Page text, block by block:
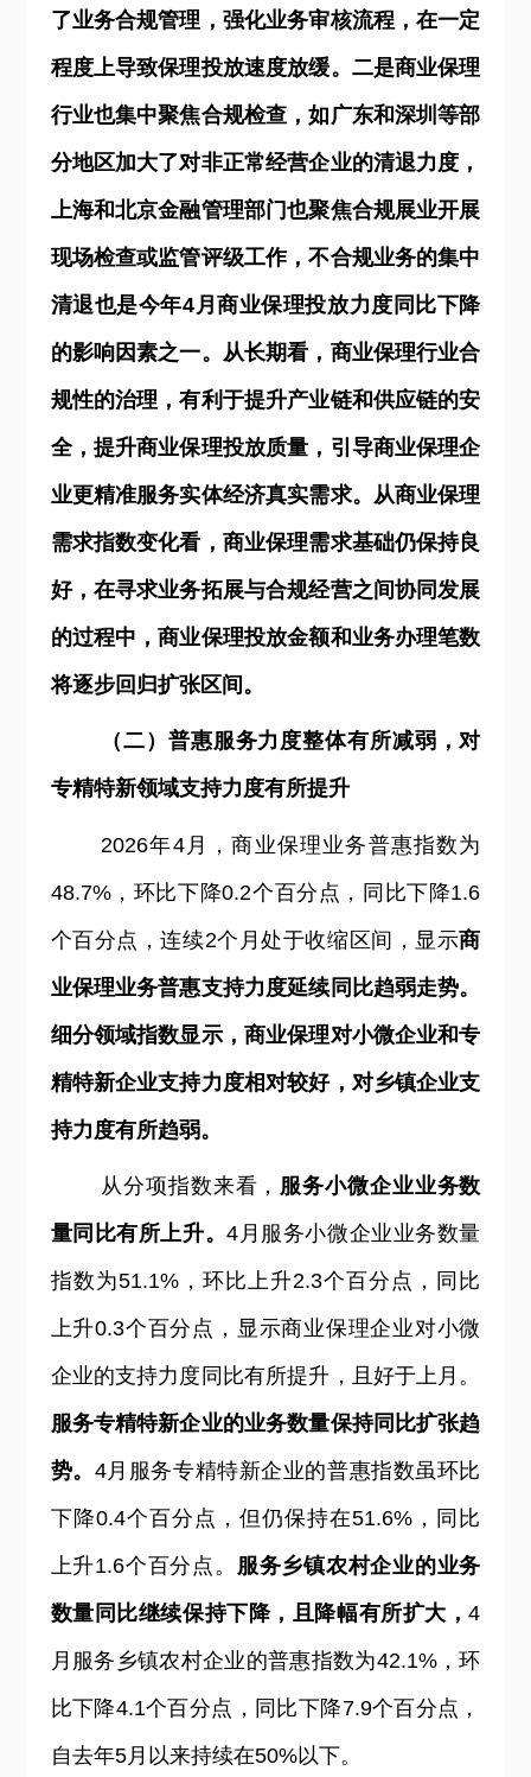
了业务合规管理，强化业务审核流程，在一定
程度上导致保理投放速度放缓。二是商业保理
行业也集中聚焦合规检查，如广东和深圳等部
分地区加大了对非正常经营企业的清退力度，
上海和北京金融管理部门也聚焦合规展业开展
现场检查或监管评级工作，不合规业务的集中
清退也是今年4月商业保理投放力度同比下降
的影响因素之一。从长期看，商业保理行业合
规性的治理，有利于提升产业链和供应链的安
全，提升商业保理投放质量，引导商业保理企
业更精准服务实体经济真实需求。从商业保理
需求指数变化看，商业保理需求基础仍保持良
好，在寻求业务拓展与合规经营之间协同发展
的过程中，商业保理投放金额和业务办理笔数
将逐步回归扩张区间。
（二）普惠服务力度整体有所减弱，对
专精特新领域支持力度有所提升
2026年4月，商业保理业务普惠指数为
48.7%，环比下降0.2个百分点，同比下降1.6
个百分点，连续2个月处于收缩区间，显示商
业保理业务普惠支持力度延续同比趋弱走势。
细分领域指数显示，商业保理对小微企业和专
精特新企业支持力度相对较好，对乡镇企业支
持力度有所趋弱。
从分项指数来看， 服务小微企业业务数
量同比有所上升。4月服务小微企业业务数量
指数为51.1%，环比上升2.3个百分点，同比
上升0.3个百分点，显示商业保理企业对小微
企业的支持力度同比有所提升，且好于上月。
服务专精特新企业的业务数量保持同比扩张趋
势。 4月服务专精特新企业的普惠指数虽环比
下降0.4个百分点，但仍保持在51.6%，同比
上升1.6个百分点。 服务乡镇农村企业的业务
数量同比继续保持下降，且降幅有所扩大，4
月服务乡镇农村企业的普惠指数为42.1%，环
比下降4.1个百分点，同比下降7.9个百分点，
自去年5月以来持续在50%以下。